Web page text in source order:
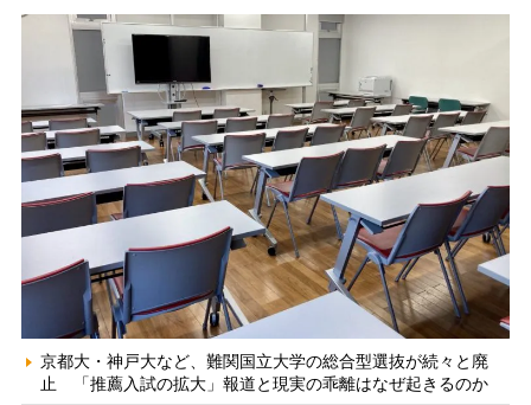
京都大・神戸大など、難関国立大学の総合型選抜が続々と廃
止 「推薦入試の拡大」報道と現実の乖離はなぜ起きるのか